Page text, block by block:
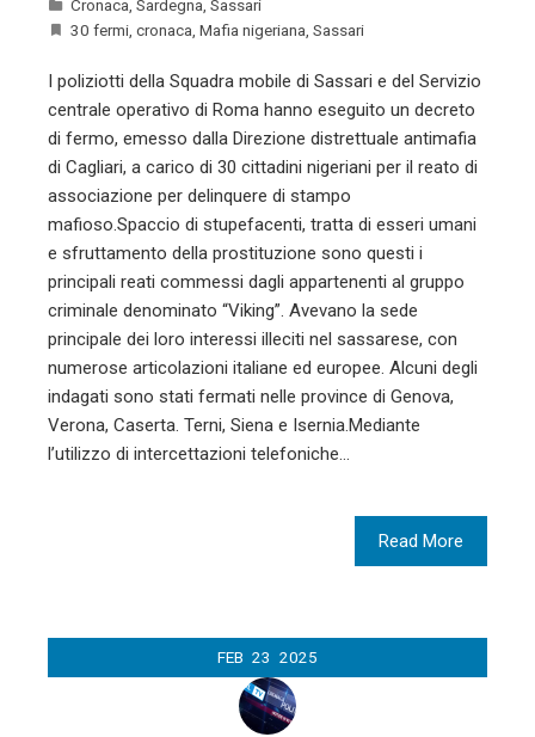
Cronaca Sardegna Sassari
30 fermi cronaca Mafia nigeriana Sassari
I poliziotti della Squadra mobile di Sassari e del Servizio
centrale operativo di Roma hanno eseguito un decreto
di fermo, emesso dalla Direzione distrettuale antimafia
di Cagliari, a carico di 30 cittadini nigeriani per il reato di
associazione per delinquere di stampo
mafioso.Spaccio di stupefacenti, tratta di esseri umani
e sfruttamento della prostituzione sono questi i
principali reati commessi dagli appartenenti al gruppo
criminale denominato “Viking”. Avevano la sede
principale dei loro interessi illeciti nel sassarese, con
numerose articolazioni italiane ed europee. Alcuni degli
indagati sono stati fermati nelle province di Genova,
Verona, Caserta. Terni, Siena e Isernia.Mediante
l’utilizzo di intercettazioni telefoniche…
Read More
FEB 23 2025